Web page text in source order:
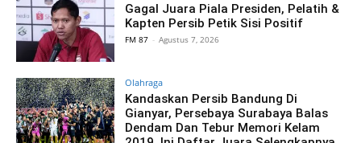
Gagal Juara Piala Presiden, Pelatih &
Kapten Persib Petik Sisi Positif
FM 87 - Agustus 7, 2026
Olahraga
Kandaskan Persib Bandung Di
Gianyar, Persebaya Surabaya Balas
Dendam Dan Tebur Memori Kelam